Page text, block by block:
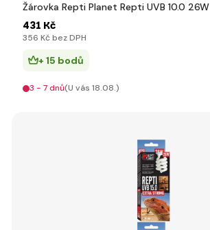
Žárovka Repti Planet Repti UVB 10.0 26W
431 Kč
356 Kč bez DPH
+ 15 bodů
3 - 7 dnů(U vás 18.08.)